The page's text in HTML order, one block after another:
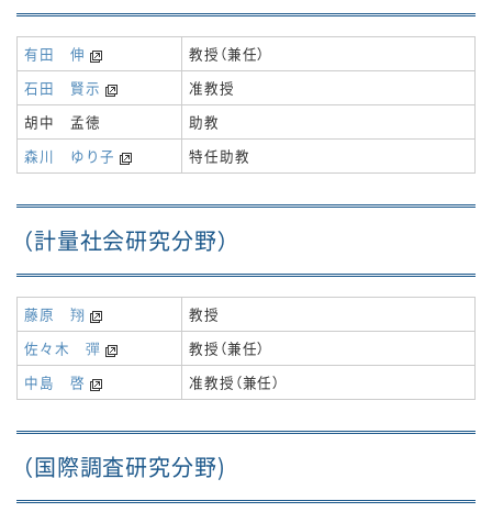
有田 伸
教授（兼任）
石田 賢示
准教授
胡中 孟徳
助教
森川 ゆり子
特任助教
（計量社会研究分野）
藤原 翔
教授
佐々木 彈
教授（兼任）
中島 啓
准教授（兼任）
（国際調査研究分野)